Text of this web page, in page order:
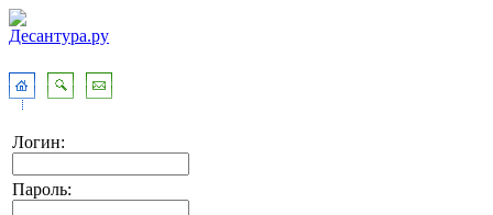
Логин:
Пароль: